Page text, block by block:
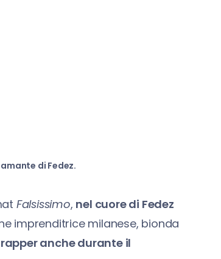
di Fedez.
Falsissimo, nel cuore di Fedez
imprenditrice milanese, bionda
anche durante il